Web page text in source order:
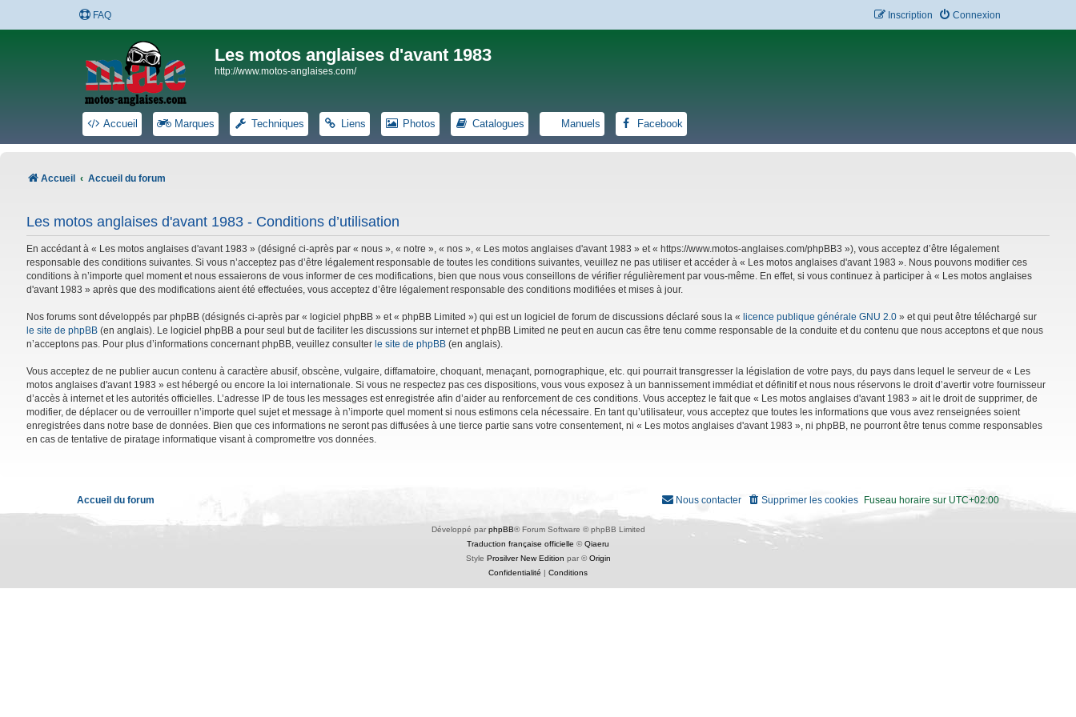
FAQ Connexion
Inscription
Les motos anglaises d'avant 1983
http://www.motos-anglaises.com/
Accueil Marques Techniques Liens Photos Catalogues Manuels Facebook
Accueil Accueil du forum
Les motos anglaises d'avant 1983 - Conditions d’utilisation
En accédant à « Les motos anglaises d'avant 1983 » (désigné ci-après par « nous », « notre », « nos », « Les motos anglaises d'avant 1983 » et « https://www.motos-anglaises.com/phpBB3 »), vous acceptez d’être légalement
responsable des conditions suivantes. Si vous n’acceptez pas d’être légalement responsable de toutes les conditions suivantes, veuillez ne pas utiliser et accéder à « Les motos anglaises d'avant 1983 ». Nous pouvons modifier ces
conditions à n’importe quel moment et nous essaierons de vous informer de ces modifications, bien que nous vous conseillons de vérifier régulièrement par vous-même. En effet, si vous continuez à participer à « Les motos anglaises
d'avant 1983 » après que des modifications aient été effectuées, vous acceptez d’être légalement responsable des conditions modifiées et mises à jour.
Nos forums sont développés par phpBB (désignés ci-après par « logiciel phpBB » et « phpBB Limited ») qui est un logiciel de forum de discussions déclaré sous la « licence publique générale GNU 2.0 » et qui peut être téléchargé sur
le site de phpBB (en anglais). Le logiciel phpBB a pour seul but de faciliter les discussions sur internet et phpBB Limited ne peut en aucun cas être tenu comme responsable de la conduite et du contenu que nous acceptons et que nous
n’acceptons pas. Pour plus d’informations concernant phpBB, veuillez consulter le site de phpBB (en anglais).
Vous acceptez de ne publier aucun contenu à caractère abusif, obscène, vulgaire, diffamatoire, choquant, menaçant, pornographique, etc. qui pourrait transgresser la législation de votre pays, du pays dans lequel le serveur de « Les
motos anglaises d'avant 1983 » est hébergé ou encore la loi internationale. Si vous ne respectez pas ces dispositions, vous vous exposez à un bannissement immédiat et définitif et nous nous réservons le droit d’avertir votre fournisseur
d’accès à internet et les autorités officielles. L’adresse IP de tous les messages est enregistrée afin d’aider au renforcement de ces conditions. Vous acceptez le fait que « Les motos anglaises d'avant 1983 » ait le droit de supprimer, de
modifier, de déplacer ou de verrouiller n’importe quel sujet et message à n’importe quel moment si nous estimons cela nécessaire. En tant qu’utilisateur, vous acceptez que toutes les informations que vous avez renseignées soient
enregistrées dans notre base de données. Bien que ces informations ne seront pas diffusées à une tierce partie sans votre consentement, ni « Les motos anglaises d'avant 1983 », ni phpBB, ne pourront être tenus comme responsables
en cas de tentative de piratage informatique visant à compromettre vos données.
Accueil du forum Fuseau horaire sur UTC+02:00
Supprimer les cookies
Nous contacter
Développé par phpBB® Forum Software © phpBB Limited
Traduction française officielle ©Qiaeru
Style Prosilver New Edition par ©Origin
Confidentialité
Conditions